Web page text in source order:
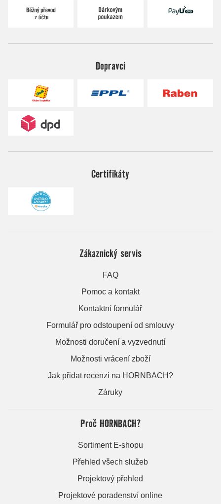
Dopravci
Certifikáty
Zákaznický servis
FAQ
Pomoc a kontakt
Kontaktní formulář
Formulář pro odstoupení od smlouvy
Možnosti doručení a vyzvednutí
Možnosti vrácení zboží
Jak přidat recenzi na HORNBACH?
Záruky
Proč HORNBACH?
Sortiment E-shopu
Přehled všech služeb
Projektový přehled
Projektové poradenství online